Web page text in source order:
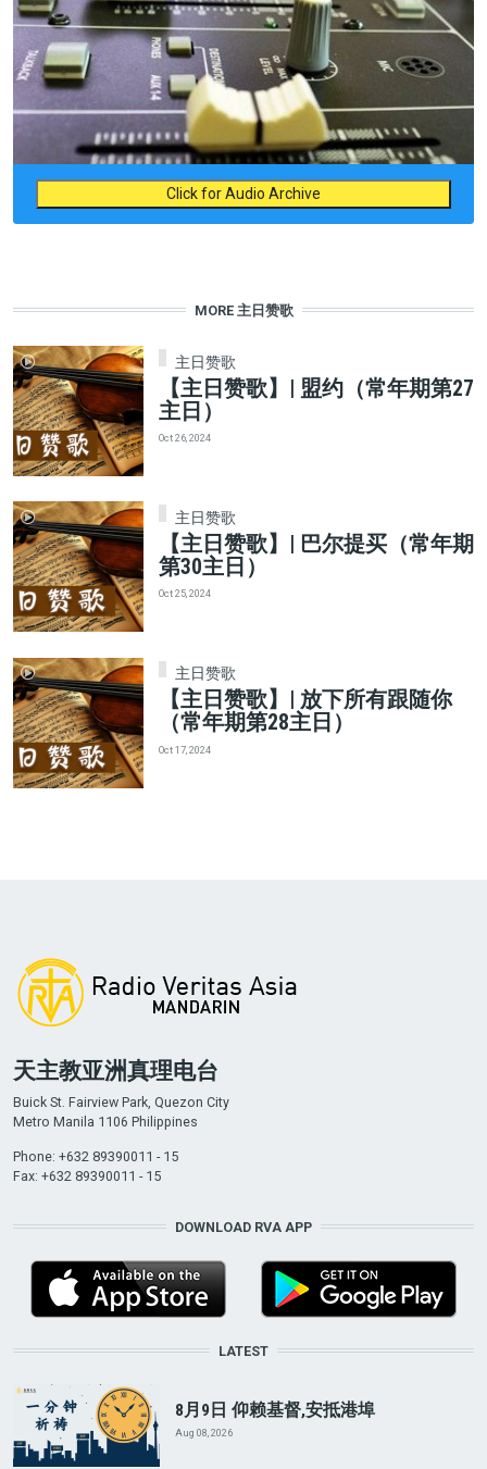
Click for Audio Archive
MORE 主日赞歌
主日赞歌
【主日赞歌】| 盟约（常年期第27
主日）
Oct 26, 2024
主日赞歌
【主日赞歌】| 巴尔提买（常年期
第30主日）
Oct 25, 2024
主日赞歌
【主日赞歌】| 放下所有跟随你
（常年期第28主日）
Oct 17, 2024
天主教亚洲真理电台
Buick St. Fairview Park, Quezon City
Metro Manila 1106 Philippines
Phone: +632 89390011 - 15
Fax: +632 89390011 - 15
DOWNLOAD RVA APP
LATEST
8月9日 仰赖基督,安抵港埠
Aug 08, 2026